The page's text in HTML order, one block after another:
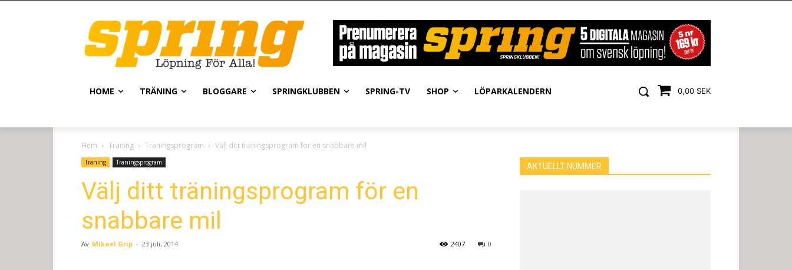
0,00 SEK
HOME TRÄNING BLOGGARE SPRINGKLUBBEN SPRING-TV SHOP LÖPARKALENDERN
Hem Träning Träningsprogram Välj ditt träningsprogram för en snabbare mil
Träning Träningsprogram
Välj ditt träningsprogram för en
snabbare mil
Av Mikael Grip - 23 juli, 2014 0
2407
AKTUELLT NUMMER